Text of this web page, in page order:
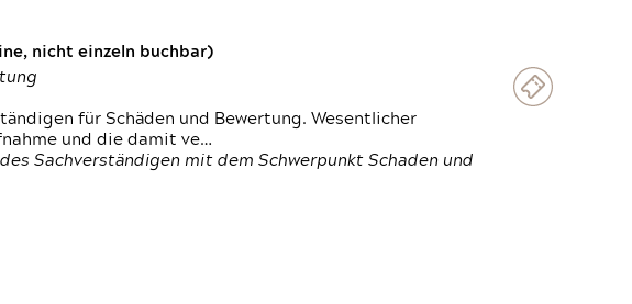
nicht einzeln buchbar)
für Schäden und Bewertung. Wesentlicher
und die damit ve…
Sachverständigen mit dem Schwerpunkt Schaden und